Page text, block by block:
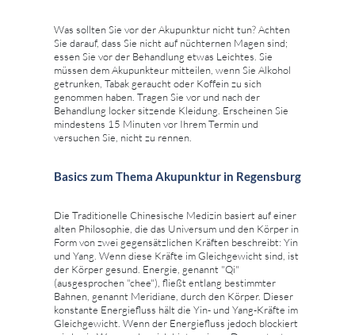
Was sollten Sie vor der Akupunktur nicht tun? Achten
Sie darauf, dass Sie nicht auf nüchternen Magen sind;
essen Sie vor der Behandlung etwas Leichtes. Sie
müssen dem Akupunkteur mitteilen, wenn Sie Alkohol
getrunken, Tabak geraucht oder Koffein zu sich
genommen haben. Tragen Sie vor und nach der
Behandlung locker sitzende Kleidung. Erscheinen Sie
mindestens 15 Minuten vor Ihrem Termin und
versuchen Sie, nicht zu rennen.
Basics zum Thema Akupunktur in Regensburg
Die Traditionelle Chinesische Medizin basiert auf einer
alten Philosophie, die das Universum und den Körper in
Form von zwei gegensätzlichen Kräften beschreibt: Yin
und Yang. Wenn diese Kräfte im Gleichgewicht sind, ist
der Körper gesund. Energie, genannt "Qi"
(ausgesprochen "chee"), fließt entlang bestimmter
Bahnen, genannt Meridiane, durch den Körper. Dieser
konstante Energiefluss hält die Yin- und Yang-Kräfte im
Gleichgewicht. Wenn der Energiefluss jedoch blockiert